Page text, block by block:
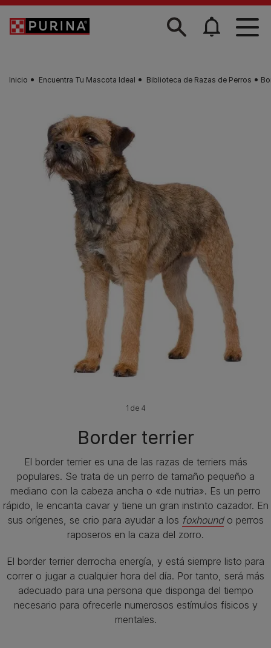
Skip to main content
Inicio Encuentra Tu Mascota Ideal Biblioteca de Razas de Perros
Border terrier
El border terrier es una de las razas de terriers más
populares. Se trata de un perro de tamaño pequeño a
mediano con la cabeza ancha o «de nutria». Es un perro
rápido, le encanta cavar y tiene un gran instinto cazador. En
sus orígenes, se crio para ayudar a los foxhoundo perros
raposeros en la caza del zorro.
El border terrier derrocha energía, y está siempre listo para
correr o jugar a cualquier hora del día. Por tanto, será más
adecuado para una persona que disponga del tiempo
necesario para ofrecerle numerosos estímulos físicos y
mentales.
1 de 4